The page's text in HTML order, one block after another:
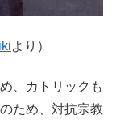
より）
、カトリックも
ため、対抗宗教